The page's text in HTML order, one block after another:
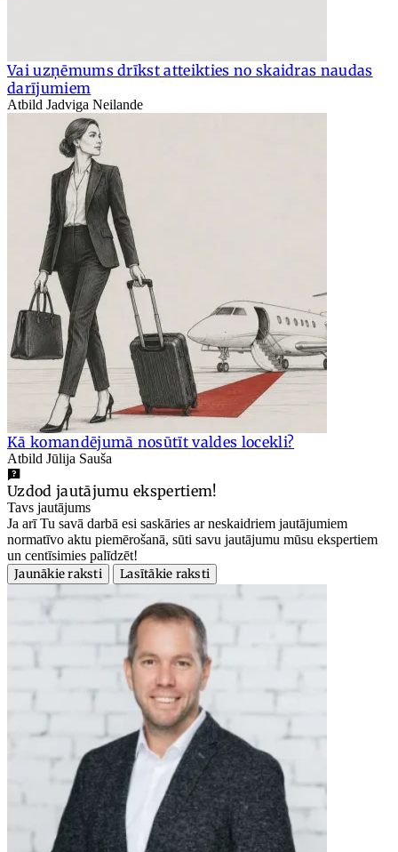
Vai uzņēmums drīkst atteikties no skaidras naudas
darījumiem
Atbild Jadviga Neilande
Kā komandējumā nosūtīt valdes locekli?
Atbild Jūlija Sauša
Uzdod jautājumu ekspertiem!
Tavs jautājums
Ja arī Tu savā darbā esi saskāries ar neskaidriem jautājumiem
normatīvo aktu piemērošanā, sūti savu jautājumu mūsu ekspertiem
un centīsimies palīdzēt!
Jaunākie raksti
Lasītākie raksti